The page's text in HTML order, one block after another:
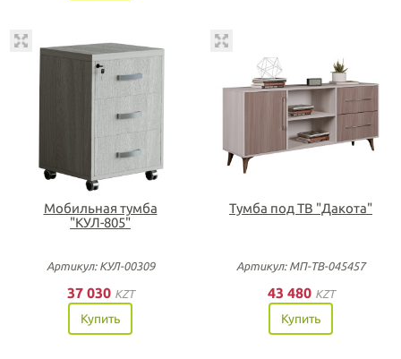
Мобильная тумба
"КУЛ-805"
Артикул: КУЛ-00309
37 030 KZT
Купить
Тумба под ТВ "Дакота"
Артикул: МП-ТВ-045457
43 480 KZT
Купить